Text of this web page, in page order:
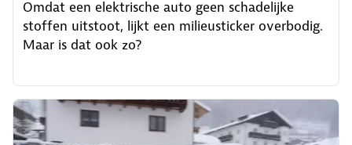
Omdat een elektrische auto geen schadelijke
stoffen uitstoot, lijkt een milieusticker overbodig.
Maar is dat ook zo?